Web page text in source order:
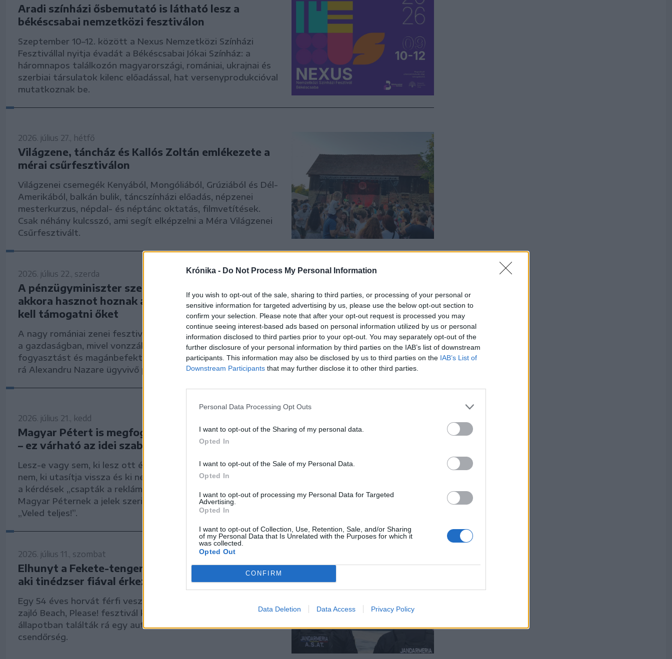
Krónika - Do Not Process My Personal Information
If you wish to opt-out of the sale, sharing to third parties, or processing of your personal or
sensitive information for targeted advertising by us, please use the below opt-out section to
confirm your selection. Please note that after your opt-out request is processed you may
continue seeing interest-based ads based on personal information utilized by us or personal
information disclosed to third parties prior to your opt-out. You may separately opt-out of the
further disclosure of your personal information by third parties on the IAB’s list of downstream
participants. This information may also be disclosed by us to third parties on the IAB’s List of
Downstream Participants that may further disclose it to other third parties.
Personal Data Processing Opt Outs
I want to opt-out of the Sharing of my personal data.
Opted In
I want to opt-out of the Sale of my Personal Data.
Opted In
I want to opt-out of processing my Personal Data for Targeted
Advertising.
Opted In
I want to opt-out of Collection, Use, Retention, Sale, and/or Sharing
of my Personal Data that Is Unrelated with the Purposes for which it
was collected.
Opted Out
CONFIRM
Data Deletion Data Access Privacy Policy
Aradi színházi ősbemutató is látható lesz a
békéscsabai nemzetközi fesztiválon
Szeptember 10–12. között a Nexus Nemzetközi Színházi
Fesztivállal nyitja évadát a Békéscsabai Jókai Színház: a
háromnapos találkozón magyarországi, romániai, ukrajnai és
szerbiai társulatok kilenc előadással, hat versenyprodukcióval
mutatkoznak be.
2026. július 27., hétfő
Világzene, táncház és Kallós Zoltán emlékezete a
mérai csűrfesztiválon
Világzenei csemegék Kenyából, Mongóliából, Grúziából és Dél-
Amerikából, balkán bulik, táncszínházi előadás, népzenei
mesterkurzus, népdal- és néptánc oktatás, filmvetítések.
Csak néhány kulcsszó, ami segít elképzelni a Méra Világzenei
Csűrfesztivált.
2026. július 22., szerda
A pénzügyminiszter szerint a zenei fesztiválok
akkora hasznot hoznak az országnak, hogy jobban
kell támogatni őket
A nagy romániai zenei fesztiválok fontos szerepet játszanak
a gazdaságban, mivel vonzzák a turistákat, ösztönzik a
fogyasztást és magánbefektetéseket generálnak – mutatott
rá Alexandru Nazare ügyvivő pénzügyminiszter.
2026. július 21., kedd
Magyar Pétert is megfogta Tusványos jelmondata
– ez várható az idei szabadegyetemen
Lesz-e vagy sem, ki lesz ott és ki nem, ki hív meg kit és kit
nem, ki utasítja vissza és ki nem – az elmúlt hónapokban ezek
a kérdések „csapták a reklámot” az idei Tusványosnak.
Magyar Péternek a jelek szerint bejött az idei jelmondat:
„Veled teljes!”.
2026. július 11., szombat
Elhunyt a Fekete-tenger partján egy horvát férfi,
aki tinédzser fiával érkezett fesztiválozni
Egy 54 éves horvát férfi vesztette életét a Costinești‑ben
zajló Beach, Please! fesztivál közelében, ahol eszméletlen
állapotban találták rá egy autóban – közölte a konstancai
csendőrség.